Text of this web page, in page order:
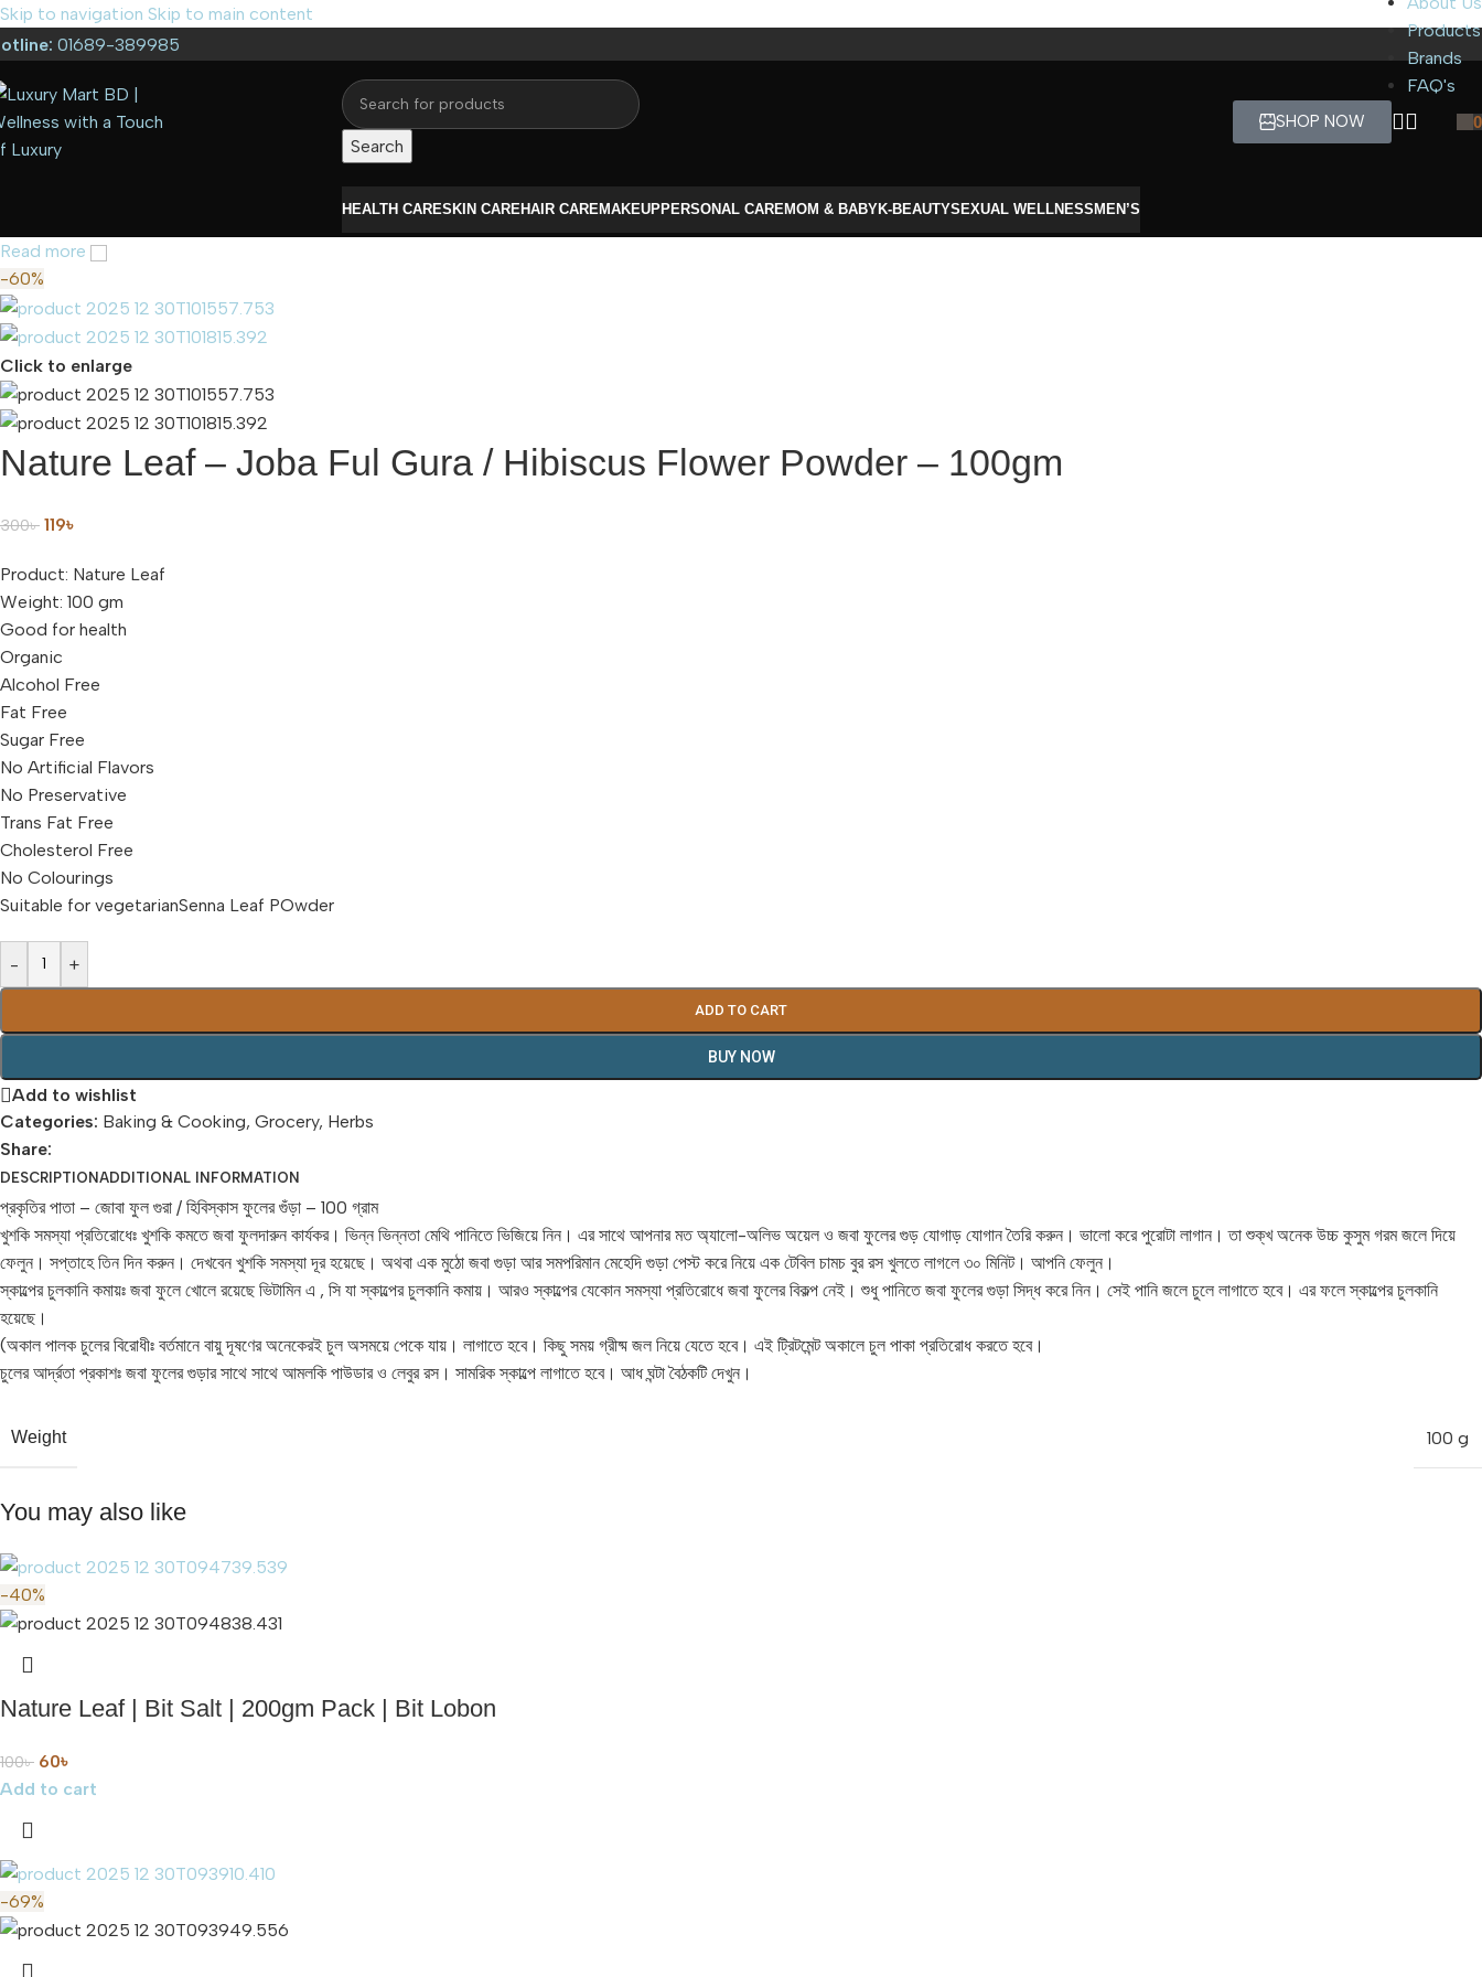
Skip to navigation Skip to main content
01689-389985
Products
Brands
FAQ's
Search
SHOP NOW 0
HEALTH CARESKIN CAREHAIR CAREMAKEUPPERSONAL CAREMOM & BABYK-BEAUTYSEXUAL WELLNESS MEN’S
Read more
-60%
Click to enlarge
Nature Leaf – Joba Ful Gura / Hibiscus Flower Powder – 100gm
300৳ 119৳
Product: Nature Leaf
Weight: 100 gm
Good for health
Organic
Alcohol Free
Fat Free
Sugar Free
No Artificial Flavors
No Preservative
Trans Fat Free
Cholesterol Free
No Colourings
Suitable for vegetarianSenna Leaf POwder
- +
ADD TO CART
BUY NOW
Add to wishlist
Categories: Baking & Cooking, Grocery, Herbs
Share:
DESCRIPTION ADDITIONAL INFORMATION
প্রকৃতির পাতা – জোবা ফুল গুরা / হিবিস্কাস ফুলের গুঁড়া – 100 গ্রাম
খুশকি সমস্যা প্রতিরোধেঃ খুশকি কমতে জবা ফুলদারুন কার্যকর। ভিন্ন ভিন্নতা মেথি পানিতে ভিজিয়ে নিন। এর সাথে আপনার মত অ্যালো-অলিভ অয়েল ও জবা ফুলের গুড় যোগাড় যোগান তৈরি করুন। ভালো করে পুরোটা লাগান। তা শুক্খ অনেক উচ্চ কুসুম গরম জলে দিয়ে
ফেলুন। সপ্তাহে তিন দিন করুন। দেখবেন খুশকি সমস্যা দূর হয়েছে। অথবা এক মুঠো জবা গুড়া আর সমপরিমান মেহেদি গুড়া পেস্ট করে নিয়ে এক টেবিল চামচ বুর রস খুলতে লাগলে ৩০ মিনিট। আপনি ফেলুন।
স্কাল্পের চুলকানি কমায়ঃ জবা ফুলে খোলে রয়েছে ভিটামিন এ , সি যা স্কাল্পের চুলকানি কমায়। আরও স্কাল্পের যেকোন সমস্যা প্রতিরোধে জবা ফুলের বিকল্প নেই। শুধু পানিতে জবা ফুলের গুড়া সিদ্ধ করে নিন। সেই পানি জলে চুলে লাগাতে হবে। এর ফলে স্কাল্পের চুলকানি
হয়েছে।
(অকাল পালক চুলের বিরোধীঃ বর্তমানে বায়ু দূষণের অনেকেরই চুল অসময়ে পেকে যায়। লাগাতে হবে। কিছু সময় গ্রীষ্ম জল নিয়ে যেতে হবে। এই ট্রিটমেন্ট অকালে চুল পাকা প্রতিরোধ করতে হবে।
চুলের আর্দ্রতা প্রকাশঃ জবা ফুলের গুড়ার সাথে সাথে আমলকি পাউডার ও লেবুর রস। সামরিক স্কাল্পে লাগাতে হবে। আধ ঘন্টা বৈঠকটি দেখুন।
Weight 100 g
You may also like
-40%
Nature Leaf | Bit Salt | 200gm Pack | Bit Lobon
100৳ 60৳
Add to cart
-69%